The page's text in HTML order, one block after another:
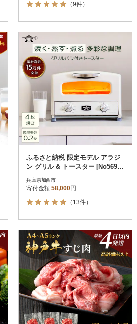
（9件）
ふるさと納税 限定モデル アラジ
ン グリル & トースター [No5698-
兵庫県加西市
寄付金額 58,000円
（13件）